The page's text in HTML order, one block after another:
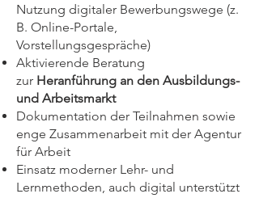
Nutzung digitaler Bewerbungswege (z.
B. Online-Portale,
Vorstellungsgespräche)
Aktivierende Beratung
zur Heranführung an den Ausbildungs-
und Arbeitsmarkt
Dokumentation der Teilnahmen sowie
enge Zusammenarbeit mit der Agentur
für Arbeit
Einsatz moderner Lehr- und
Lernmethoden, auch digital unterstützt